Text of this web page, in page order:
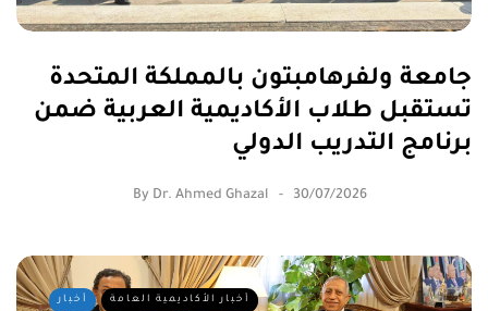
جامعة ولفرهامبتون بالمملكة المتحدة
تستقبل طلاب الأكاديمية العربية ضمن
برنامج التدريب الدولي
By Dr. Ahmed Ghazal 30/07/2026
أخبار أخبار الأكاديمية العامة